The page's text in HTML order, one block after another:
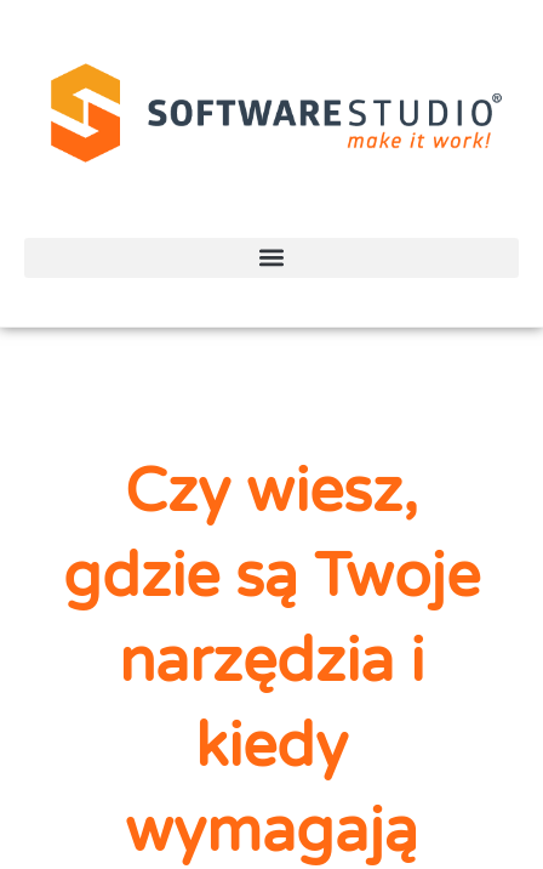
Czy wiesz,
gdzie są Twoje
narzędzia i
kiedy
wymagają